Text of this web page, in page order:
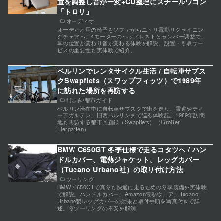
オーディオ
「トロリ」
オーディオ用の椅子をソファからニトリ電動リクライニン
グチェアへ。4モーターのヘッドレストとランバー調整で、
耳の位置が変わり音が変わる体験を解説。設置・引取サー
ビスの重要性も実体験で紹介。
街歩き/都市ガイド
ベルリンでレンタサイクル生活 / 自転車サブス
クSwapfiets（スワップフィッツ）で1989年
に訪れた場所を再訪する
ベルリン滞在中に自転車サブスクで街を走り、雪道やティ
ーアガルテン、旧西ベルリンまで巡る体験記。1989年訪問
地も再訪する都市回顧録（Swapfiets）（Großer
Tiergarten）
ツーリング
BMW C650GT 冬季仕様で走るコタツへ / ハン
ドルカバー、電熱ジャケット、レッグカバー
（Tucano Urbano社）の取り付け方法
BMW C650GTで真冬も快適に走るための冬季装備を実体験
で解説。ハンドルカバー、Amazon電熱ウェア、Tucano
Urbano製レッグカバーの効果と取付手順を写真付きで詳
述。冬ツーリングの不安を解消